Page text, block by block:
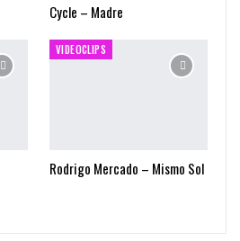
Cycle – Madre
VIDEOCLIPS
Rodrigo Mercado – Mismo Sol